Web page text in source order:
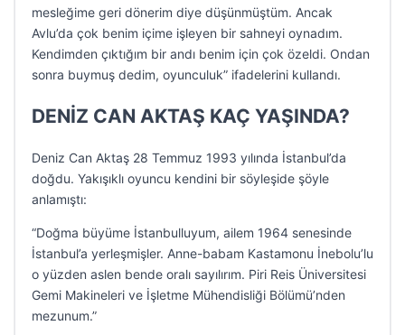
mesleğime geri dönerim diye düşünmüştüm. Ancak
Avlu’da çok benim içime işleyen bir sahneyi oynadım.
Kendimden çıktığım bir andı benim için çok özeldi. Ondan
sonra buymuş dedim, oyunculuk” ifadelerini kullandı.
DENİZ CAN AKTAŞ KAÇ YAŞINDA?
Deniz Can Aktaş 28 Temmuz 1993 yılında İstanbul’da
doğdu. Yakışıklı oyuncu kendini bir söyleşide şöyle
anlamıştı:
“Doğma büyüme İstanbulluyum, ailem 1964 senesinde
İstanbul’a yerleşmişler. Anne-babam Kastamonu İnebolu’lu
o yüzden aslen bende oralı sayılırım. Piri Reis Üniversitesi
Gemi Makineleri ve İşletme Mühendisliği Bölümü’nden
mezunum.”